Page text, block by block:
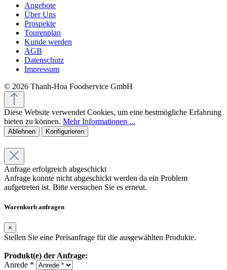
Angebote
Über Uns
Prospekte
Tourenplan
Kunde werden
AGB
Datenschutz
Impressum
© 2026 Thanh-Hoa Foodservice GmbH
Diese Website verwendet Cookies, um eine bestmögliche Erfahrung
bieten zu können. Mehr Informationen ...
Ablehnen Konfigurieren
Anfrage erfolgreich abgeschickt
Anfrage konnte nicht abgeschickt werden da ein Problem
aufgetreten ist. Bitte versuchen Sie es erneut.
Warenkorb anfragen
×
Stellen Sie eine Preisanfrage für die ausgewählten Produkte.
Produkt(e) der Anfrage:
Anrede *